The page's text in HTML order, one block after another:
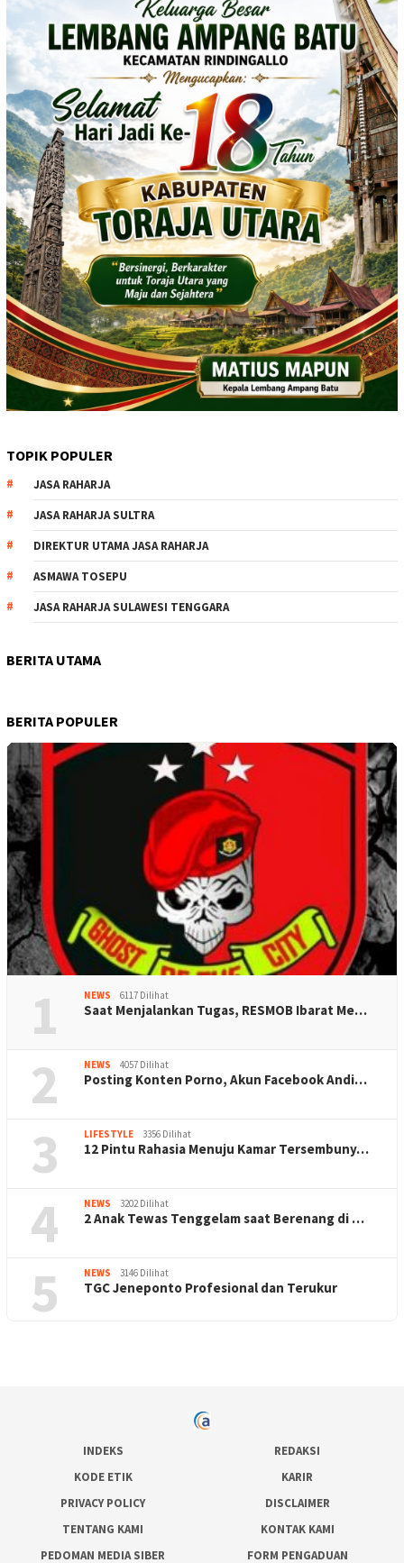
TOPIK POPULER
JASA RAHARJA
JASA RAHARJA SULTRA
DIREKTUR UTAMA JASA RAHARJA
ASMAWA TOSEPU
JASA RAHARJA SULAWESI TENGGARA
BERITA UTAMA
BERITA POPULER
1 NEWS 6117 Dilihat
Saat Menjalankan Tugas, RESMOB Ibarat Me…
2 NEWS 4057 Dilihat
Posting Konten Porno, Akun Facebook Andi…
3 LIFESTYLE 3356 Dilihat
12 Pintu Rahasia Menuju Kamar Tersembuny…
4 NEWS 3202 Dilihat
2 Anak Tewas Tenggelam saat Berenang di …
5 NEWS 3146 Dilihat
TGC Jeneponto Profesional dan Terukur
INDEKS
REDAKSI
KODE ETIK
KARIR
PRIVACY POLICY
DISCLAIMER
TENTANG KAMI
KONTAK KAMI
PEDOMAN MEDIA SIBER
FORM PENGADUAN